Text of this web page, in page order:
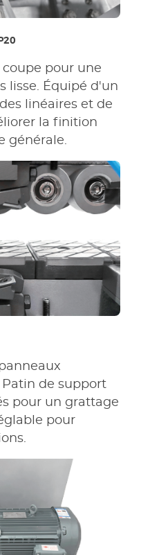
pour une
lisse. Équipé d'un
linéaires et de
la finition
générale.
de support
pour un grattage
pour